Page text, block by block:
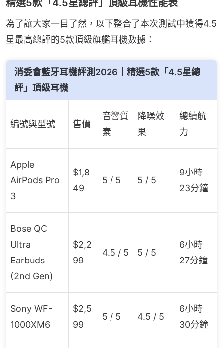
精選5款「4.5星總評」頂級耳機性能表
為了讓大家一目了然，以下整合了本次測試中獲得4.5
星最高總評的5款頂級旗艦耳機數據：
消委會藍牙耳機評測2026｜精選5款「4.5星總
評」頂級耳機
編號與型號 售價
音響質
素
降噪效
果
總續航
力
Apple
AirPods Pro
3
$1,8
49
5 / 5 5 / 5
9小時
23分鐘
Bose QC
Ultra
Earbuds
(2nd Gen)
$2,2
99
4.5 / 5 5 / 5
6小時
27分鐘
Sony WF-
1000XM6
$2,5
99
5 / 5 4.5 / 5
6小時
30分鐘